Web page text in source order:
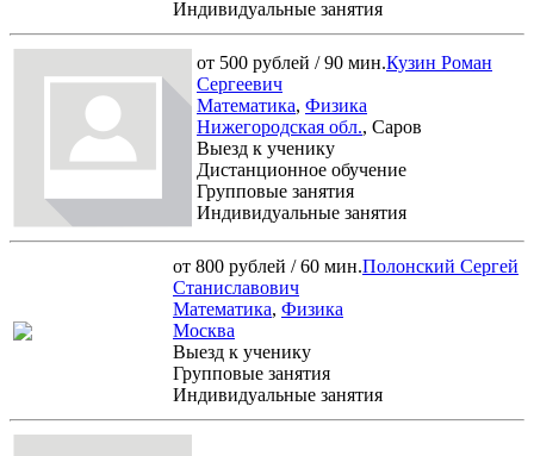
Индивидуальные занятия
от 500 рублей / 90 мин.Кузин Роман
Сергеевич
Математика, Физика
Нижегородская обл., Саров
Выезд к ученику
Дистанционное обучение
Групповые занятия
Индивидуальные занятия
от 800 рублей / 60 мин.Полонский Сергей
Станиславович
Математика, Физика
Москва
Выезд к ученику
Групповые занятия
Индивидуальные занятия